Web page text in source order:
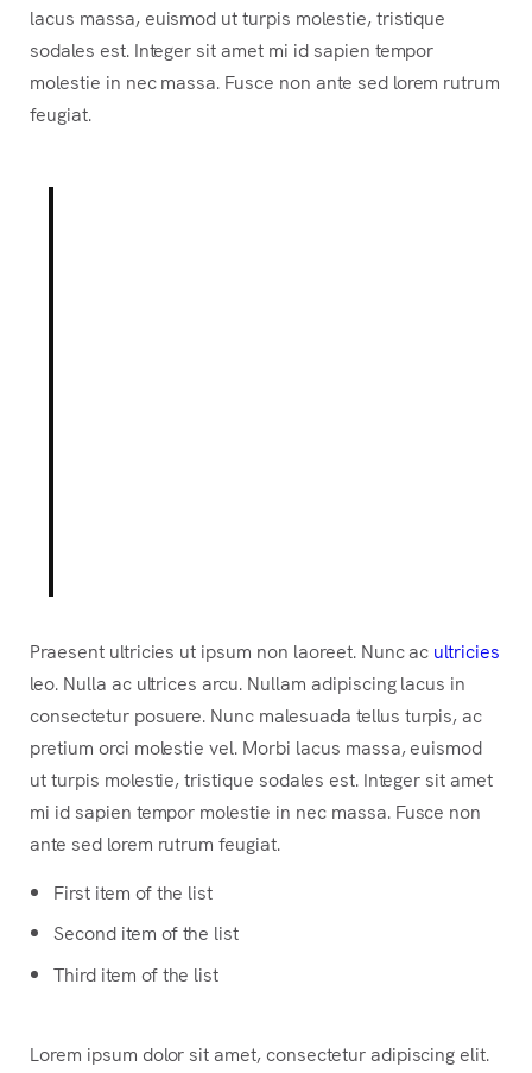
lacus massa, euismod ut turpis molestie, tristique
sodales est. Integer sit amet mi id sapien tempor
molestie in nec massa. Fusce non ante sed lorem rutrum
feugiat.
Praesent ultricies ut ipsum non laoreet. Nunc ac ultricies
leo. Nulla ac ultrices arcu. Nullam adipiscing lacus in
consectetur posuere. Nunc malesuada tellus turpis, ac
pretium orci molestie vel. Morbi lacus massa, euismod
ut turpis molestie, tristique sodales est. Integer sit amet
mi id sapien tempor molestie in nec massa. Fusce non
ante sed lorem rutrum feugiat.
First item of the list
Second item of the list
Third item of the list
Lorem ipsum dolor sit amet, consectetur adipiscing elit.